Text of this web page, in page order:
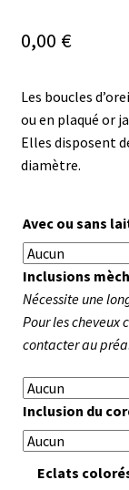
0,00 €
Les boucles
ou en plaqué or
Elles disposent
diamètre.
Avec ou sans
Inclusions
Nécessite une
Pour les cheveux
contacter au
Inclusion du
Eclats